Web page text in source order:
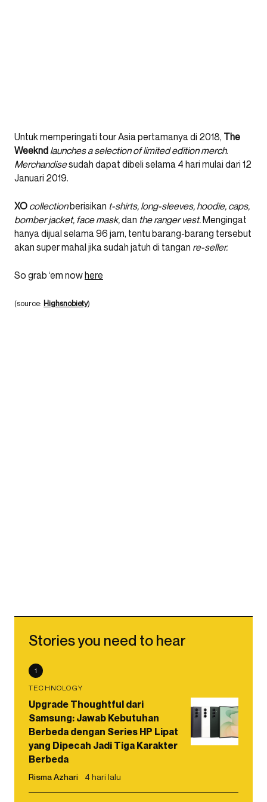
Untuk memperingati tour Asia pertamanya di 2018, The
Weeknd launches a selection of limited edition merch.
Merchandisesudah dapat dibeli selama 4 hari mulai dari 12
Januari 2019.
XO collectionberisikan t-shirts, long-sleeves, hoodie, caps,
bomber jacket, face mask,dan the ranger vest.Mengingat
hanya dijual selama 96 jam, tentu barang-barang tersebut
akan super mahal jika sudah jatuh di tangan re-seller.
So grab ‘em nowhere
(source: Highsnobiety)
Stories you need to hear
1
TECHNOLOGY
Upgrade Thoughtful dari
Samsung: Jawab Kebutuhan
Berbeda dengan Series HP Lipat
yang Dipecah Jadi Tiga Karakter
Berbeda
Risma Azhari 4 hari lalu